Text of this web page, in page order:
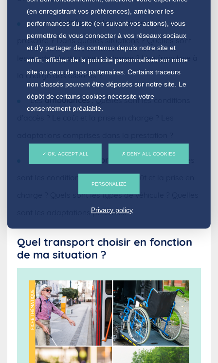
Lesmodalités de mise en œuvre: Qui peut
prescrire ? Dans quelles situations ? Quelles sont
les modalités de prise en charge ? Une franchise à
la charge des assurés ?
Lesambulances: Quelles sont les conditions
charge ? Quels sont les types de véhicule ? Quelles
sont les adaptations possibles ?
Quel transport choisir en fonction
de ma situation ?
(en enregistrant vos préférences), améliorer les
performances du site (en suivant vos actions), vous
permettre de vous connecter à vos réseaux sociaux
et d’y partager des contenus depuis notre site et
enfin, afficher de la publicité personnalisée sur notre
site ou ceux de nos partenaires. Certains traceurs
non classés peuvent être déposés sur notre site. Le
dépôt de certains cookies nécessite votre
consentement préalable.
OK, ACCEPT ALL DENY ALL COOKIES
PERSONALIZE
Privacy policy